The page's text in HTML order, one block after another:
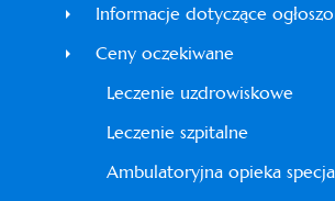
Informacje dotyczące
Ceny oczekiwane
Leczenie uzdrowiskowe
Leczenie szpitalne
Ambulatoryjna opieka